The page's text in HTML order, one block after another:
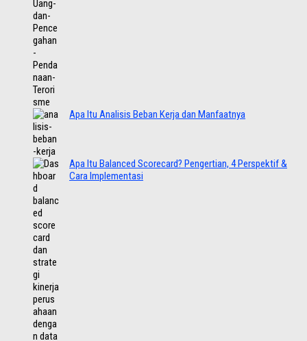
Apa Itu Analisis Beban Kerja dan Manfaatnya
Apa Itu Balanced Scorecard? Pengertian, 4 Perspektif &
Cara Implementasi